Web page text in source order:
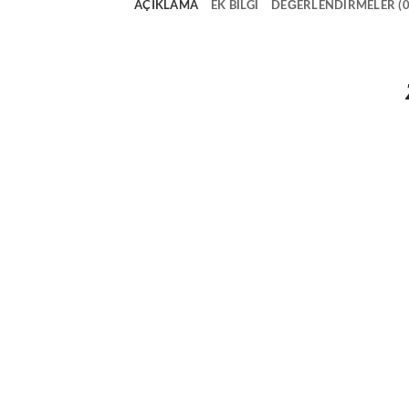
AÇIKLAMA EK BILGI DEĞERLENDIRMELER